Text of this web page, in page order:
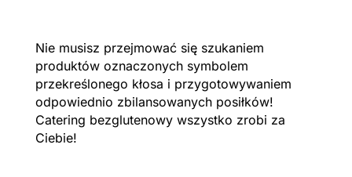
Nie musisz przejmować się szukaniem
produktów oznaczonych symbolem
przekreślonego kłosa i przygotowywaniem
odpowiednio zbilansowanych posiłków!
Catering bezglutenowy wszystko zrobi za
Ciebie!